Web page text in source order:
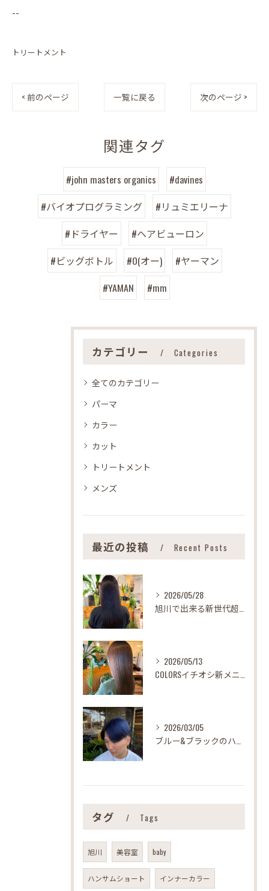
--
トリートメント
< 前のページ 一覧に戻る 次のページ >
関連タグ
#john masters organics
#davines
#バイオプログラミング
#リュミエリーナ
#ドライヤー
#ヘアビューロン
#ビッグボトル
#O(オー)
#ヤーマン
#YAMAN
#mm
カテゴリー Categories
全てのカテゴリー
パーマ
カラー
カット
トリートメント
メンズ
最近の投稿 Recent Posts
2026/05/28
2026/05/13
2026/03/05
タグ Tags
旭川 美容室 baby
ハンサムショート インナーカラー